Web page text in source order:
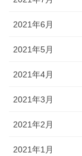
2021年6月
2021年5月
2021年4月
2021年3月
2021年2月
2021年1月